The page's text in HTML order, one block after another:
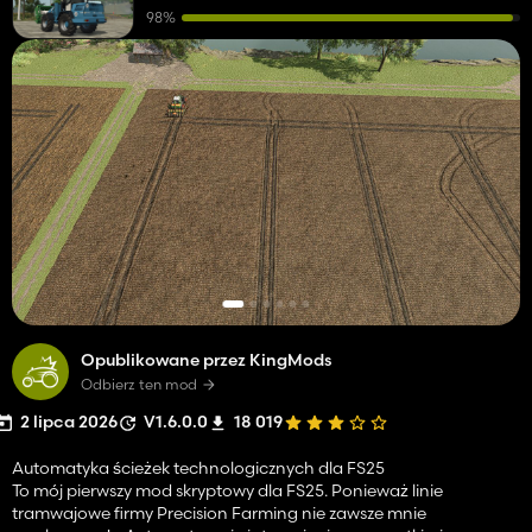
Opublikowane przez KingMods
Odbierz ten mod
2 lipca 2026 V1.6.0.0 18 019
Automatyka ścieżek technologicznych dla FS25
To mój pierwszy mod skryptowy dla FS25. Ponieważ linie
tramwajowe firmy Precision Farming nie zawsze mnie
98%